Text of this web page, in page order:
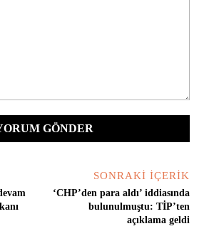
SONRAKI İÇERIK
‘CHP’den para aldı’ iddiasında
bulunulmuştu: TİP’ten
açıklama geldi